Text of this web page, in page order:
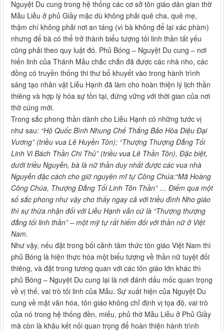
Nguyệt Du cung trong hệ thống các cơ sở tôn giáo dân gian thờ
Mẫu Liễu ở phủ Giầy mặc dù không phải quê cha, quê mẹ,
thậm chí không phải nơi an táng (vì bà không để lại xác phàm)
nhưng để bà có thể trở thành biểu tượng tối linh thần tất yếu
cũng phải theo quy luật đó. Phủ Bóng – Nguyệt Du cung – nơi
hiển linh của Thánh Mẫu chắc chắn đã được các nhà nho, các
đồng có truyền thống thi thư bổ khuyết vào trong hành trình
sáng tạo nhân vật Liễu Hạnh đã làm cho hoàn thiện lý lịch thần
thiêng và hợp lý hóa sự tồn tại, đứng vững với thời gian của nơi
thờ cúng mới.
Trong sắc phong thần dành cho Liễu Hạnh có những tước vị
như sau: “Hộ Quốc Bình Nhung Chế Thắng Bảo Hòa Diệu Đại
Vương” (triều vua Lê Huyền Tôn); “Thượng Thượng Đẳng Tối
Linh Vi Bách Thần Chi Thủ” (triều vua Lê Thần Tôn), Đặc biệt,
dưới triều Nguyễn, bà là nữ thần duy nhất được các vua nhà
Nguyễn đặc cách cho giữ nguyên mĩ tự Công Chúa:“Mã Hoàng
Công Chúa, Thượng Đẳng Tối Linh Tôn Thần” … Điểm qua một
số sắc phong như vậy cho thấy ngay cả với triều đình Nho giáo
thì sự thừa nhận đối với Liễu Hạnh vẫn cứ là “Thượng thượng
đẳng tối linh thần” – một mỹ tự rất hiếm đối với thần nữ ở Việt
Nam.
Như vậy, nếu đặt trong bối cảnh tâm thức tôn giáo Việt Nam thì
phủ Bóng là hiện thực hóa một biểu tượng về thần nữ tuyệt đối
thiêng, và đặt trong tương quan với các tôn giáo lớn khác thì
phủ Bóng – Nguyệt Du cung lại là nơi đánh dấu mốc quan trọng
về vị thế, vai trò tối linh của Mẫu. Sự xuất hiện của Nguyệt Du
cung về mặt văn hóa, tôn giáo không chỉ định vị tọa độ, vai trò
của nó trong hệ thống đền, miếu, phủ thờ Mẫu Liễu ở Phủ Giầy
mà còn là khâu kết nối quan trọng để hoàn thiện hành trình